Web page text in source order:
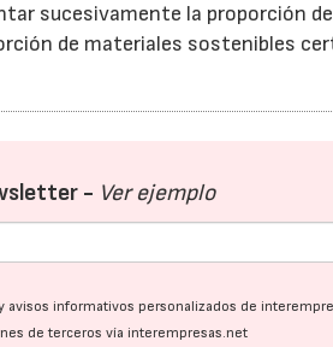
sucesivamente la proporción
de materiales sostenibles
- Ver ejemplo
avisos informativos personalizados de
de terceros vía interempresas.net